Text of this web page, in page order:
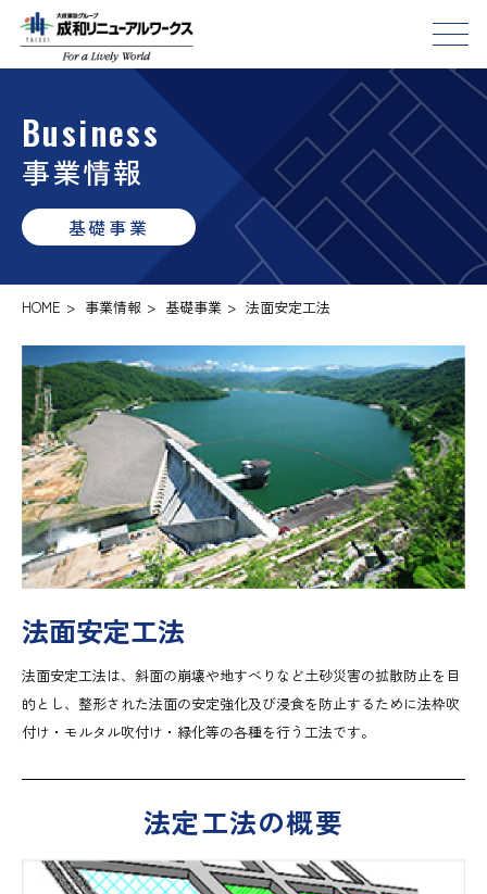
Business
事業情報
基礎事業
HOME > 事業情報 > 基礎事業 > 法面安定工法
法面安定工法
法面安定工法は、斜面の崩壊や地すべりなど土砂災害の拡散防止を目
的とし、整形された法面の安定強化及び浸食を防止するために法枠吹
付け・モルタル吹付け・緑化等の各種を行う工法です。
法定工法の概要